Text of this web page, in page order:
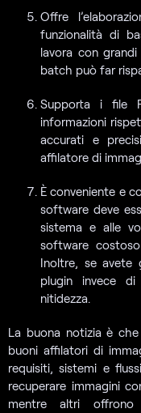
Offre
funzionalità di
lavora con
batch può far
Supporta i file
informazioni
accurati e
affilatore di
È conveniente e
software deve
sistema e alle
software
Inoltre, se avete
plugin invece
nitidezza.
La buona notizia è
buoni affilatori di
requisiti, sistemi e
recuperare immagini
mentre altri offrono